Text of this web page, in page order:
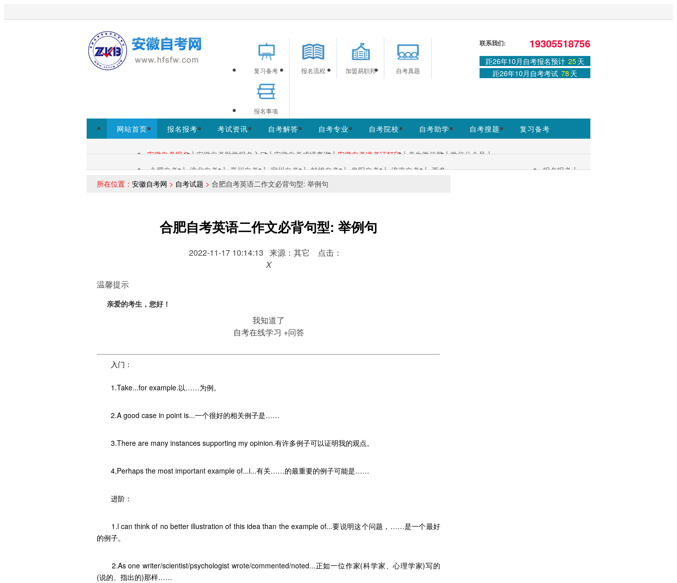
欢迎来到安徽自考网！为考生提供安徽自考信息服务，网站信息供学习交流使用，非政府官方网站，官方信息以安徽教育考试院
www.ahzsks.cn为准。
免费领取课程
免费课程
复习备考 报名流程 加盟易职邦 自考真题
报名事项
联系我们: 19305518756
距26年10月自考报名预计 25天
距26年10月自考考试 78 天
网站首页 报名报考 考试资讯 自考解答 自考专业 自考院校 自考助学 自考搜题
复习备考
安徽自考报名 | 安徽自考助学报名入口 | 安徽自考成绩查询 | 安徽自考准考证打印 | 考生微信群 | 微信公众号 |
各区自考：
合肥自考 | 淮北自考 | 亳州自考 | 宿州自考 | 蚌埠自考 | 阜阳自考 | 淮南自考 | 更多+
报名报考 |
所在位置： 安徽自考网 > 自考试题 > 合肥自考英语二作文必背句型: 举例句
合肥自考英语二作文必背句型: 举例句
2022-11-17 10:14:13 来源：其它 点击：
X
温馨提示
亲爱的考生，您好！
我知道了
自考在线学习 +问答
入门：
1.Take...for example.以……为例。
2.A good case in point is...一个很好的相关例子是……
3.There are many instances supporting my opinion.有许多例子可以证明我的观点。
4,Perhaps the most important example of...i...有关……的最重要的例子可能是……
进阶：
1.l can think of no better illustration of this idea than the example of...要说明这个问题，……是一个最好
的例子。
2.As one writer/scientist/psychologist wrote/commented/noted...正如一位作家(科学家、心理学家)写的
(说的、指出的)那样……